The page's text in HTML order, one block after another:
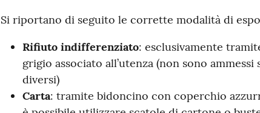
Si riportano di seguito le corrette modalità di
Rifiuto indifferenziato: esclusivamente
grigio associato all’utenza (non sono
diversi)
Carta: tramite bidoncino con coperchio